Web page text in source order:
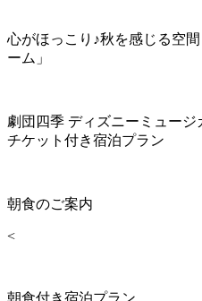
心がほっこり♪秋を感じる空
ーム」
劇団四季 ディズニーミュー
チケット付き宿泊プラン
朝食のご案内
<
朝食付き宿泊プラン